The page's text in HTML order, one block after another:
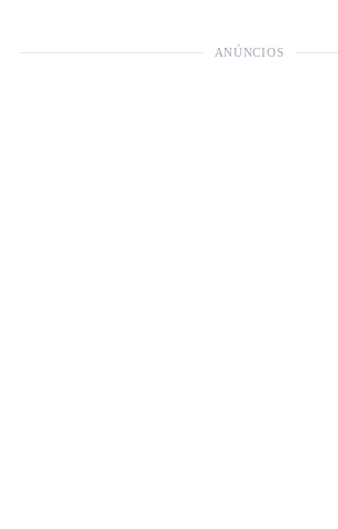
ANÚNCIOS